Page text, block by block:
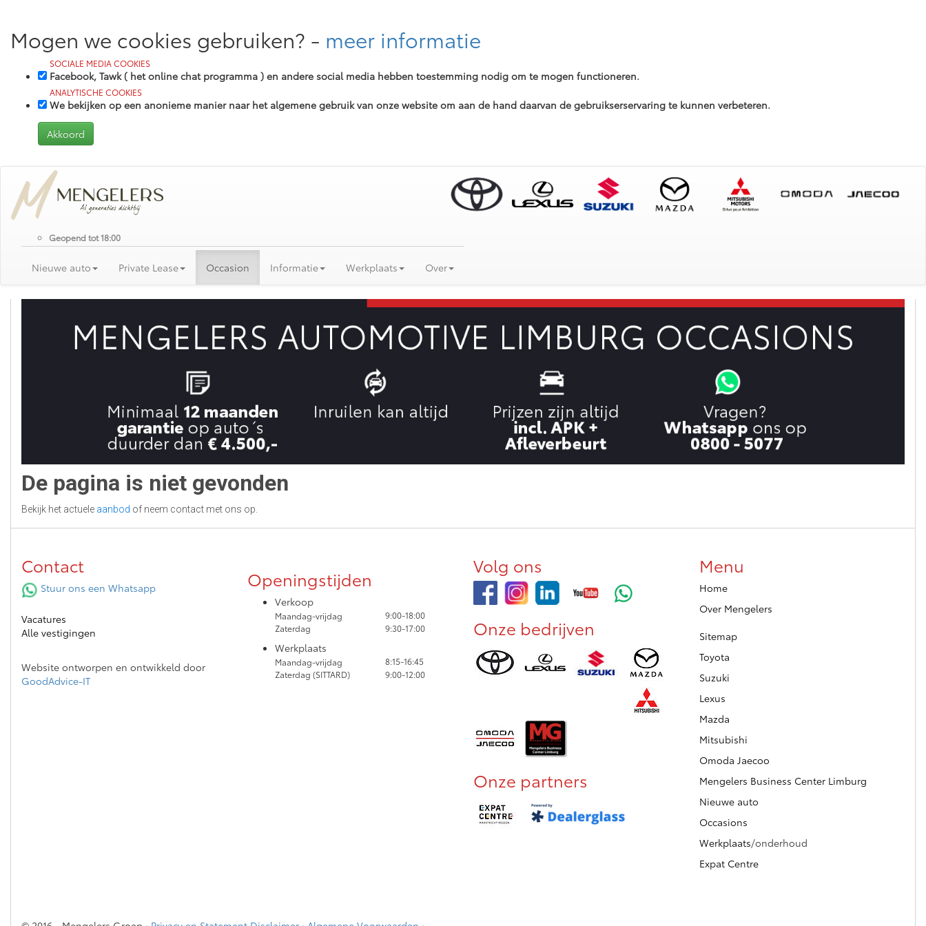
Mogen we cookies gebruiken? - meer informatie
SOCIALE MEDIA COOKIES
Facebook, Tawk ( het online chat programma ) en andere social media hebben toestemming nodig om te mogen functioneren.
ANALYTISCHE COOKIES
We bekijken op een anonieme manier naar het algemene gebruik van onze website om aan de hand daarvan de gebruikserservaring te kunnen verbeteren.
Geopend tot 18:00
Nieuwe auto Private Lease Occasion Informatie Werkplaats Over
De pagina is niet gevonden
Bekijk het actuele aanbod of neem contact met ons op.
Contact
Stuur ons een Whatsapp
Vacatures
Alle vestigingen
Website ontworpen en ontwikkeld door
GoodAdvice-IT
Openingstijden
Verkoop
Maandag-vrijdag
9:00-18:00
Zaterdag
9:30-17:00
Werkplaats
Maandag-vrijdag
8:15-16:45
Zaterdag (SITTARD)
9:00-12:00
Volg ons
Onze bedrijven
Onze partners
Menu
Home
Over Mengelers
Sitemap
Toyota
Suzuki
Lexus
Mazda
Mitsubishi
Omoda Jaecoo
Mengelers Business Center Limburg
Nieuwe auto
Occasions
Werkplaats/onderhoud
Expat Centre